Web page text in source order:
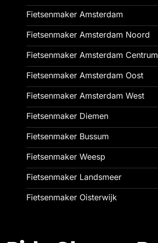
Fietsenmaker Amsterdam
Fietsenmaker Amsterdam Noord
Fietsenmaker Amsterdam Centrum
Fietsenmaker Amsterdam Oost
Fietsenmaker Amsterdam West
Fietsenmaker Diemen
Fietsenmaker Bussum
Fietsenmaker Weesp
Fietsenmaker Landsmeer
Fietsenmaker Oisterwijk